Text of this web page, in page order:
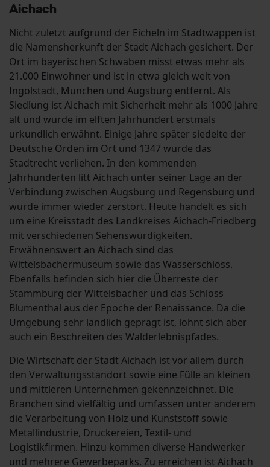
Aichach
Nicht zuletzt aufgrund der Eicheln im Stadtwappen ist
die Namensherkunft der Stadt Aichach gesichert. Der
Ort im bayerischen Schwaben misst etwas mehr als
21.000 Einwohner und ist in etwa gleich weit von
Ingolstadt, München und Augsburg entfernt. Als
Siedlung ist Aichach mit Sicherheit mehr als 1000 Jahre
alt und wurde im elften Jahrhundert erstmals
urkundlich erwähnt. Einige Jahre später siedelte der
Deutsche Orden im Ort und 1347 wurde das
Stadtrecht verliehen. In den kommenden
Jahrhunderten litt Aichach unter seiner Lage an der
Verbindung zwischen Augsburg und Regensburg und
wurde immer wieder zerstört. Heute handelt es sich
um eine Kreisstadt des Landkreises Aichach-Friedberg
mit verschiedenen Sehenswürdigkeiten.
Erwähnenswert an Aichach sind das
Wittelsbachermuseum sowie das Wasserschloss.
Ebenfalls befinden sich hier die Überreste der
Stammburg der Wittelsbacher und das Schloss
Blumenthal aus der Epoche der Renaissance. Da die
Umgebung sehr ländlich geprägt ist, lohnt sich aber
auch ein Beschreiten des Walderlebnispfades.
Die Wirtschaft der Stadt Aichach ist vor allem durch
den Verwaltungsstandort sowie eine Fülle an kleinen
und mittleren Unternehmen gekennzeichnet. Die
Branchen sind vielfältig und umfassen unter anderem
die Verarbeitung von Holz und Kunststoff sowie
Metallindustrie, Druckereien, Textil- und
Logistikfirmen. Hinzu kommen diverse Handwerker
und mehrere Gewerbeparks. Zu erreichen ist Aichach